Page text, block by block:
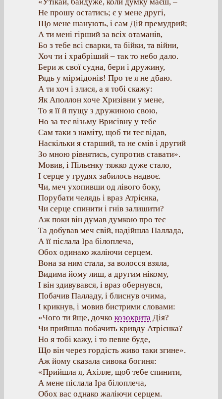
Не прошу остатись; є у мене другі,
Що мене шанують, і сам Дій премудрий;
А ти мені гірший за всіх отаманів,
Бо з тебе всі сварки, та бійки, та війни,
Хоч ти і храбріший – так то небо дало.
Бери ж свої судна, бери і дружину,
Рядь у мірмідонів! Про те я не дбаю.
А ти хоч і злися, а я тобі скажу:
Як Аполлон хоче Хризівни у мене,
То я її й пущу з дружиною свою,
Но за теє візьму Врисівну у тебе
Сам таки з наміту, щоб ти теє відав,
Наскільки я старший, та не смів і другий
Зо мною рівнятись, супротив ставати».
Мовив, і Пільєнку тяжко дуже стало,
І серце у грудях забилось надвоє.
Чи, меч ухопивши од лівого боку,
Порубати челядь і враз Атрієнка,
Чи серце спинити і гнів залишити?
Аж поки він думав думкою про теє
Та добував меч свій, надійшла Паллада,
А її післала Іра білоплеча,
Обох одинако жаліючи серцем.
Вона за ним стала, за волосся взяла,
Видима йому лиш, а другим нікому,
І він здивувався, і враз обернувся,
Побачив Палладу, і блиснув очима,
І крикнув, і мовив бистрими словами:
«Чого ти йще, дочко козокрита Дія?
Чи прийшла побачить кривду Атрієнка?
Но я тобі кажу, і то певне буде,
Що він через гордість живо таки згине».
Аж йому сказала сивока богиня:
«Прийшла я, Ахілле, щоб тебе спинити,
А мене післала Іра білоплеча,
Обох вас однако жаліючи серцем.